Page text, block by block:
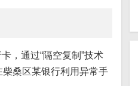
，通过“隔空复制”技术
桑区某银行利用异常手